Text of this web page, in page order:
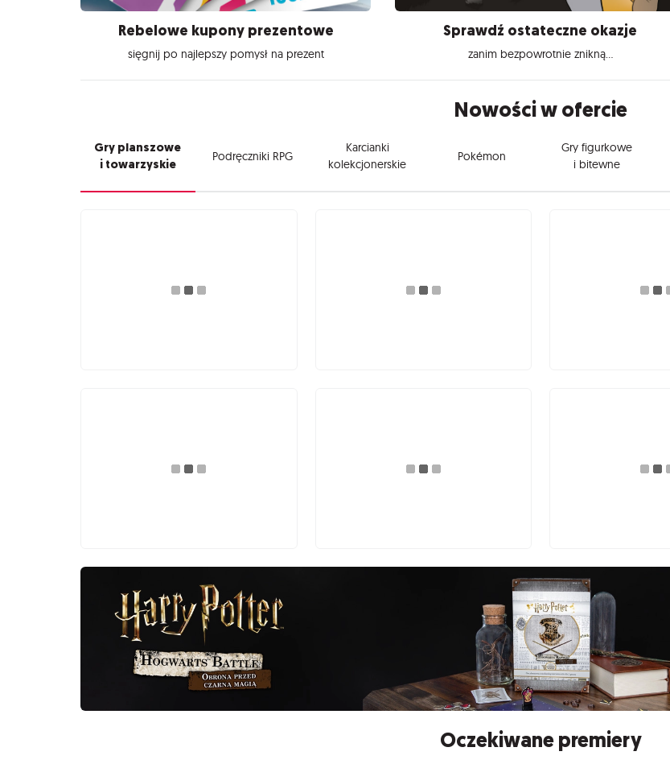
Rebelowe kupony prezentowe
sięgnij po najlepszy pomysł na prezent
Sprawdź ostateczne okazje
zanim bezpowrotnie znikną...
Nowości w ofercie
Gry planszowe
i towarzyskie
Podręczniki RPG
Karcianki
kolekcjonerskie
Pokémon
Gry figurkowe
i bitewne
Oczekiwane premiery